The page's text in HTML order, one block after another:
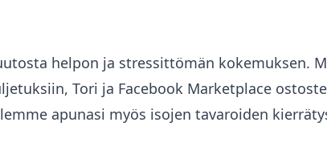
helpon ja stressittömän kokemuksen.
Tori ja Facebook Marketplace
apunasi myös isojen tavaroiden